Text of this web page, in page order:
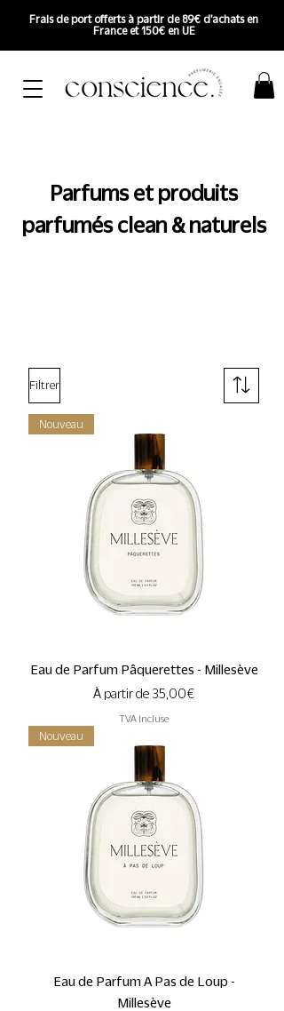
Frais de port offerts à partir de 89€ d'achats en
France et 150€ en UE
Parfums et produits
parfumés clean & naturels
Filtrer
Nouveau
Eau de Parfum Pâquerettes - Millesève
À partir de 35,00 €
Prix promotionnel
TVA Incluse
Nouveau
Eau de Parfum A Pas de Loup -
Millesève